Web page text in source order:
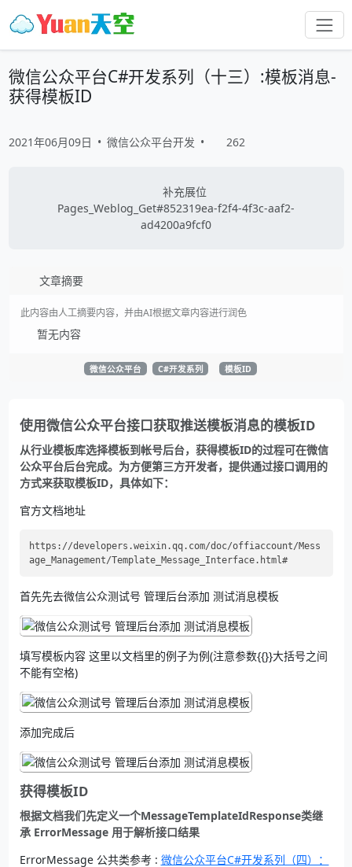
微信公众平台C#开发系列（十三）:模板消息-
获得模板ID
2021年06月09日 • 微信公众平台开发 • 262
补充展位
Pages_Weblog_Get#852319ea-f2f4-4f3c-aaf2-
ad4200a9fcf0
文章摘要
此内容由人工摘要内容，并由AI根据文章内容进行润色
暂无内容
微信公众平台 C#开发系列 模板ID
使用微信公众平台接口获取推送模板消息的模板ID
从行业模板库选择模板到帐号后台，获得模板ID的过程可在微信
公众平台后台完成。为方便第三方开发者，提供通过接口调用的
方式来获取模板ID，具体如下：
官方文档地址
https://developers.weixin.qq.com/doc/offiaccount/Mess
age_Management/Template_Message_Interface.html#
首先先去微信公众测试号 管理后台添加 测试消息模板
填写模板内容 这里以文档里的例子为例(注意参数{{}}大括号之间
不能有空格)
添加完成后
获得模板ID
根据文档我们先定义一个MessageTemplateIdResponse类继
承 ErrorMessage 用于解析接口结果
ErrorMessage 公共类参考 : 微信公众平台C#开发系列（四）：